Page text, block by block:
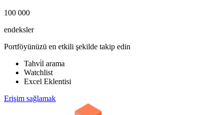
100 000
endeksler
Portföyünüzü en etkili şekilde takip edin
Tahvi̇l arama
Watchlist
Excel Eklentisi
Erişim sağlamak